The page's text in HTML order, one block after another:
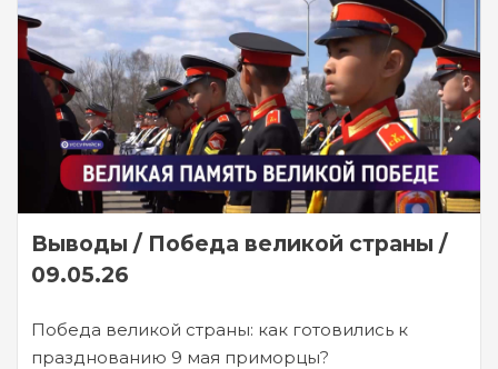
Выводы / Победа великой страны /
09.05.26
Победа великой страны: как готовились к
празднованию 9 мая приморцы?